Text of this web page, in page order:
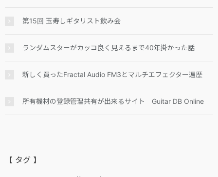
第15回 玉寿しギタリスト飲み会
ランダムスターがカッコ良く見えるまで40年掛かった話
新しく買ったFractal Audio FM3とマルチエフェクター遍歴
所有機材の登録管理共有が出来るサイト Guitar DB Online
【 タグ 】